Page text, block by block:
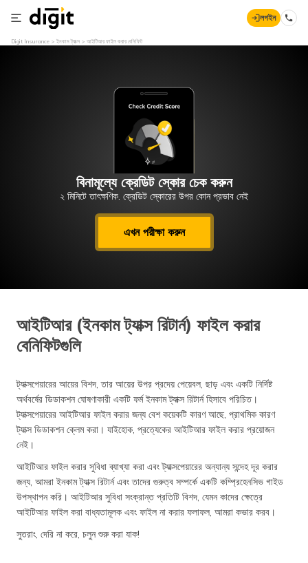
লগইন
Digit Insurance ইনকাম ট্যাক্স আইটিআর ফাইল করার বেনিফিট
বিনামূল্যে ক্রেডিট স্কোর চেক করুন
২ মিনিটে তাৎক্ষণিক. ক্রেডিট স্কোরের উপর কোন প্রভাব নেই
এখন পরীক্ষা করুন
আইটিআর (ইনকাম ট্যাক্স রিটার্ন) ফাইল করার
বেনিফিটগুলি
ট্যাক্সপেয়ারের আয়ের বিশদ, তার আয়ের উপর প্রদেয় পেয়েবল, ছাড় এবং একটি নির্দিষ্ট
অর্থবর্ষের ডিডাকশন ঘোষণাকারী একটি ফর্ম ইনকাম ট্যাক্স রিটার্ন হিসাবে পরিচিত।
ট্যাক্সপেয়ারের আইটিআর ফাইল করার জন্য বেশ কয়েকটি কারণ আছে, প্রাথমিক কারণ
ট্যাক্স ডিডাকশন ক্লেম করা। যাইহোক, প্রত্যেকের আইটিআর ফাইল করার প্রয়োজন
নেই।
আইটিআর ফাইল করার সুবিধা ব্যাখ্যা করা এবং ট্যাক্সপেয়ারের অন্যান্য সন্দেহ দূর করার
জন্য, আমরা ইনকাম ট্যাক্স রিটার্ন এবং তাদের গুরুত্ব সম্পর্কে একটি কম্প্রিহেনসিভ গাইড
উপস্থাপন করি। আইটিআর সুবিধা সংক্রান্ত প্রতিটি বিশদ, যেমন কাদের ক্ষেত্রে
আইটিআর ফাইল করা বাধ্যতামূলক এবং ফাইল না করার ফলাফল, আমরা কভার করব।
সুতরাং, দেরি না করে, চলুন শুরু করা যাক!